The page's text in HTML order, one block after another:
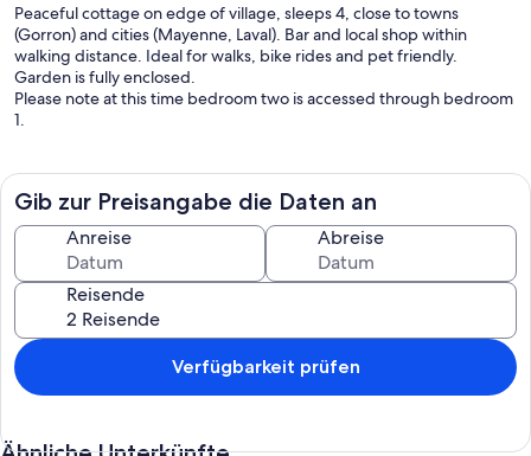
Peaceful cottage on edge of village, sleeps 4, close to towns
(Gorron) and cities (Mayenne, Laval). Bar and local shop within
walking distance. Ideal for walks, bike rides and pet friendly.
Garden is fully enclosed.
Please note at this time bedroom two is accessed through bedroom
1.
Gib zur Preisangabe die Daten an
Anreise Abreise
Reisende
Verfügbarkeit prüfen